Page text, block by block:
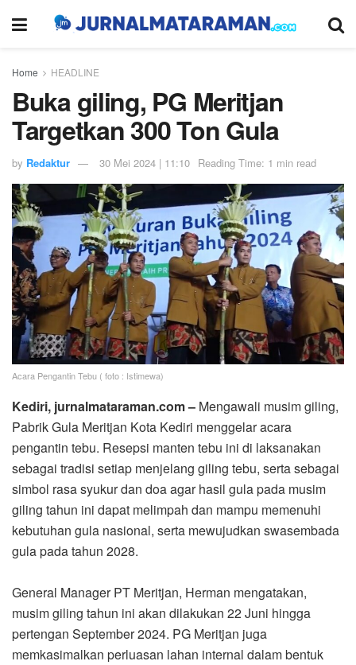
Home HEADLINE
Buka giling, PG Meritjan
Targetkan 300 Ton Gula
by Redaktur 30 Mei 2024 | 11:10 Reading Time: 1 min read
Acara Pengantin Tebu ( foto : Istimewa)
Kediri, jurnalmataraman.com – Mengawali musim giling,
Pabrik Gula Meritjan Kota Kediri menggelar acara
pengantin tebu. Resepsi manten tebu ini di laksanakan
sebagai tradisi setiap menjelang giling tebu, serta sebagai
simbol rasa syukur dan doa agar hasil gula pada musim
giling tahun ini dapat melimpah dan mampu memenuhi
kebutuhan gula nasional, serta mewujudkan swasembada
gula pada tahun 2028.
General Manager PT Meritjan, Herman mengatakan,
musim giling tahun ini akan dilakukan 22 Juni hingga
pertengan September 2024. PG Meritjan juga
memkasimalkan perluasan lahan internal dalam bentuk